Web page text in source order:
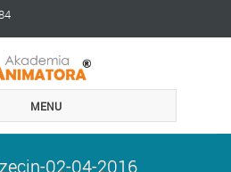
MENU
02-04-2016